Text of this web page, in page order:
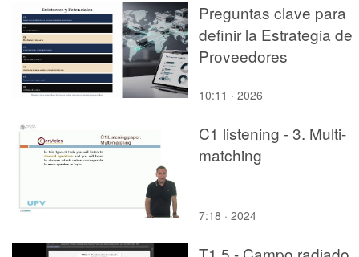
Preguntas clave para
definir la Estrategia de
Proveedores
10:11 · 2026
C1 listening - 3. Multi-
matching
7:18 · 2024